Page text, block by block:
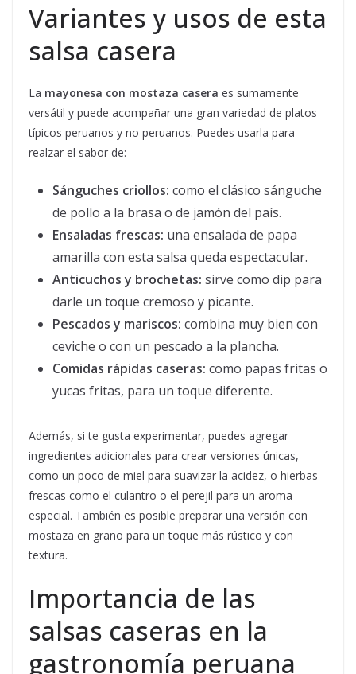
Variantes y usos de esta
salsa casera
La mayonesa con mostaza casera es sumamente
versátil y puede acompañar una gran variedad de platos
típicos peruanos y no peruanos. Puedes usarla para
realzar el sabor de:
Sánguches criollos: como el clásico sánguche
de pollo a la brasa o de jamón del país.
Ensaladas frescas: una ensalada de papa
amarilla con esta salsa queda espectacular.
Anticuchos y brochetas: sirve como dip para
darle un toque cremoso y picante.
Pescados y mariscos: combina muy bien con
ceviche o con un pescado a la plancha.
Comidas rápidas caseras: como papas fritas o
yucas fritas, para un toque diferente.
Además, si te gusta experimentar, puedes agregar
ingredientes adicionales para crear versiones únicas,
como un poco de miel para suavizar la acidez, o hierbas
frescas como el culantro o el perejil para un aroma
especial. También es posible preparar una versión con
mostaza en grano para un toque más rústico y con
textura.
Importancia de las
salsas caseras en la
gastronomía peruana